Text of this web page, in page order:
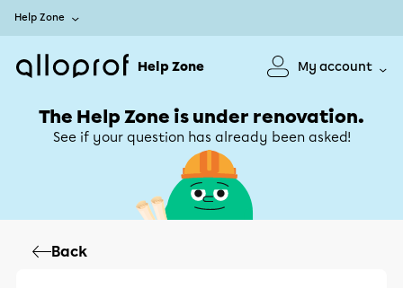
Help Zone
Help Zone My account
The Help Zone is under renovation.
See if your question has already been asked!
Back